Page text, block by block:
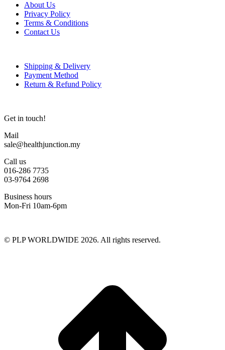
About Us
Privacy Policy
Terms & Conditions
Contact Us
Shipping & Delivery
Payment Method
Return & Refund Policy
Get in touch!
Mail
sale@healthjunction.my
Call us
016-286 7735
03-9764 2698
Business hours
Mon-Fri 10am-6pm
© PLP WORLDWIDE 2026. All rights reserved.